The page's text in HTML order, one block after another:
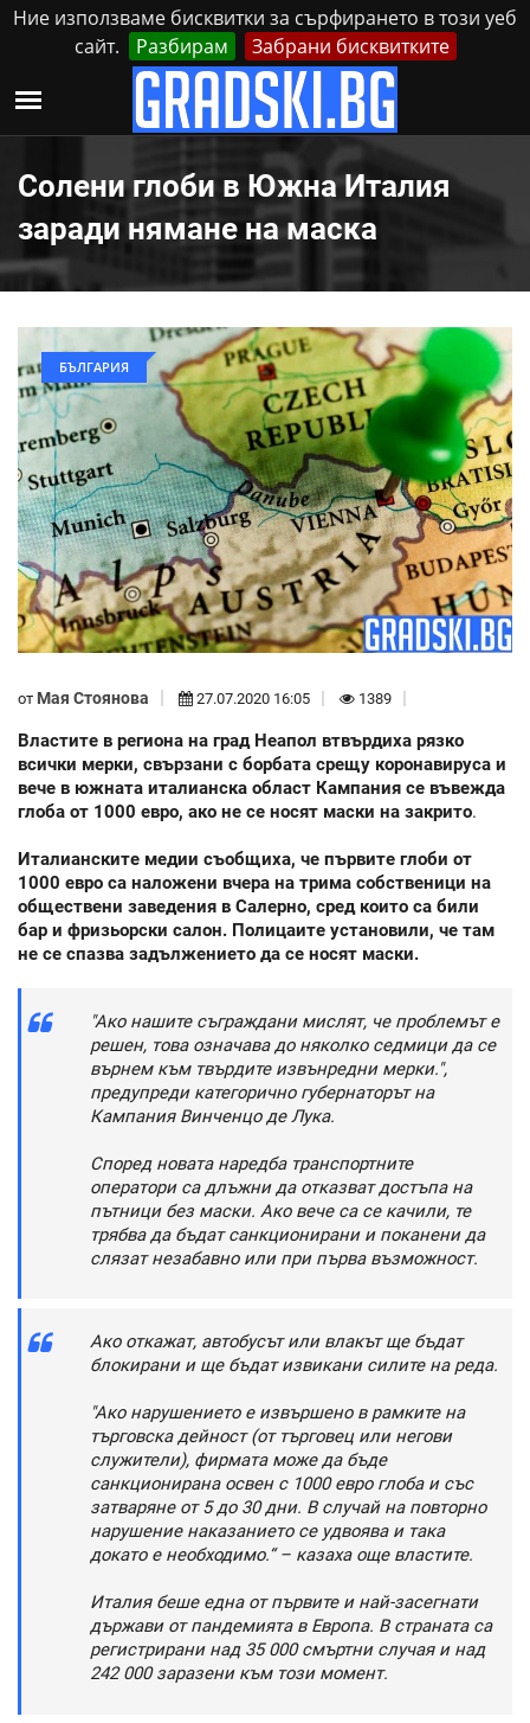
Ние използваме бисквитки за сърфирането в този уеб
сайт.
Разбирам Забрани бисквитките
Неделя, 9 Август, 2026 Реклама Контакти
Солени глоби в Южна Италия
заради нямане на маска
БЪЛГАРИЯ
от Мая Стоянова 27.07.2020 16:05 1389
Властите в региона на град Неапол втвърдиха рязко
всички мерки, свързани с борбата срещу коронавируса и
вече в южната италианска област Кампания се въвежда
глоба от 1000 евро, ако не се носят маски на закрито.
Италианските медии съобщиха, че първите глоби от
1000 евро са наложени вчера на трима собственици на
обществени заведения в Салерно, сред които са били
бар и фризьорски салон. Полицаите установили, че там
не се спазва задължението да се носят маски.
"Ако нашите съграждани мислят, че проблемът е
решен, това означава до няколко седмици да се
върнем към твърдите извънредни мерки.",
предупреди категорично губернаторът на
Кампания Винченцо де Лука.
Според новата наредба транспортните
оператори са длъжни да отказват достъпа на
пътници без маски. Ако вече са се качили, те
трябва да бъдат санкционирани и поканени да
слязат незабавно или при първа възможност.
Ако откажат, автобусът или влакът ще бъдат
блокирани и ще бъдат извикани силите на реда.
"Ако нарушението е извършено в рамките на
търговска дейност (от търговец или негови
служители), фирмата може да бъде
санкционирана освен с 1000 евро глоба и със
затваряне от 5 до 30 дни. В случай на повторно
нарушение наказанието се удвоява и така
докато е необходимо.“ – казаха още властите.
Италия беше една от първите и най-засегнати
държави от пандемията в Европа. В страната са
регистрирани над 35 000 смъртни случая и над
242 000 заразени към този момент.